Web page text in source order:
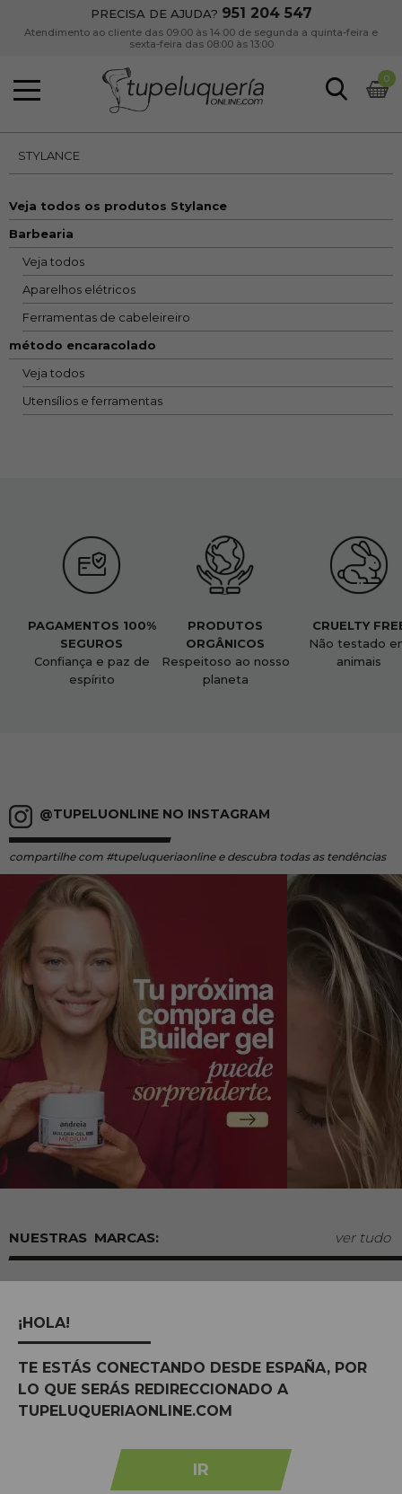
PRECISA DE AJUDA? 951 204 547
Atendimento ao cliente das 09:00 às 14:00 de segunda a quinta-feira e
sexta-feira das 08:00 às 13:00
0
STYLANCE
Veja todos os produtos Stylance
Barbearia
Veja todos
Aparelhos elétricos
Ferramentas de cabeleireiro
método encaracolado
Veja todos
Utensílios e ferramentas
PAGAMENTOS 100%
SEGUROS
Confiança e paz de
espírito
PRODUTOS
ORGÂNICOS
Respeitoso ao nosso
planeta
CRUELTY
Não testado
animais
@TUPELUONLINE NO INSTAGRAM
compartilhe com #tupeluqueriaonline e descubra todas as tendências
MARCAS: ver tudo
Tu Peluquería Online S.L.U.
dedicamo-nos à venda de
¡HOLA!
TE ESTÁS CONECTANDO DESDE ESPAÑA, POR
LO QUE SERÁS REDIRECCIONADO A
TUPELUQUERIAONLINE.COM
IR